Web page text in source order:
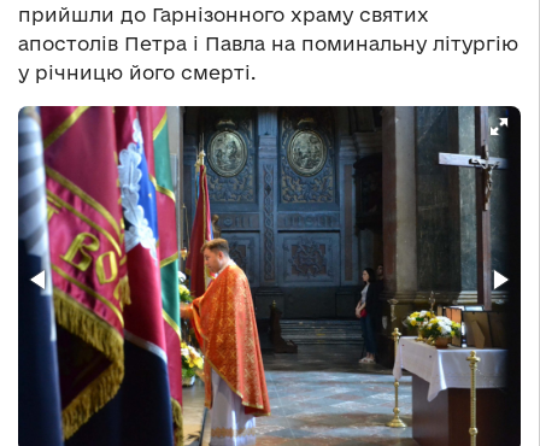
прийшли до Гарнізонного храму святих
апостолів Петра і Павла на поминальну літургію
у річницю його смерті.